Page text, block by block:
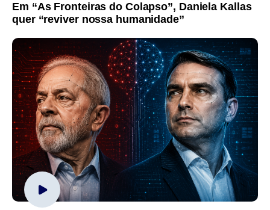
Em “As Fronteiras do Colapso”, Daniela Kallas
quer “reviver nossa humanidade”